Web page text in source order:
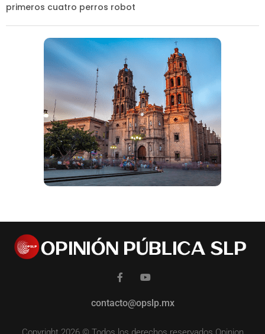
primeros cuatro perros robot
contacto@opslp.mx